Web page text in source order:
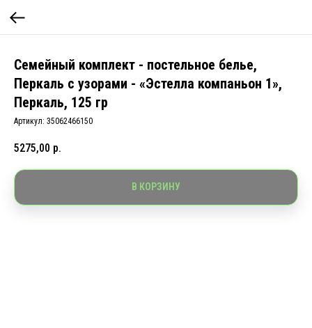
Семейный комплект - постельное белье,
Перкаль с узорами - «Эстелла компаньон 1»,
Перкаль, 125 гр
Артикул: 35062466150
5275,00 р.
В КОРЗИНУ